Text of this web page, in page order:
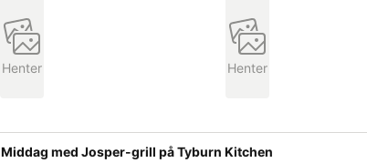
Henter Henter
Middag med Josper-grill på Tyburn Kitchen